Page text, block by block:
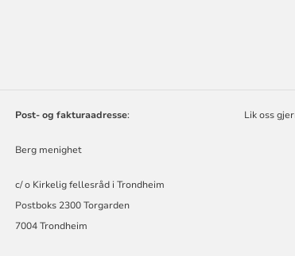
Post- og fakturaadresse:
Berg menighet
c/ o Kirkelig fellesråd i Trondheim
Postboks 2300 Torgarden
7004 Trondheim
Lik oss